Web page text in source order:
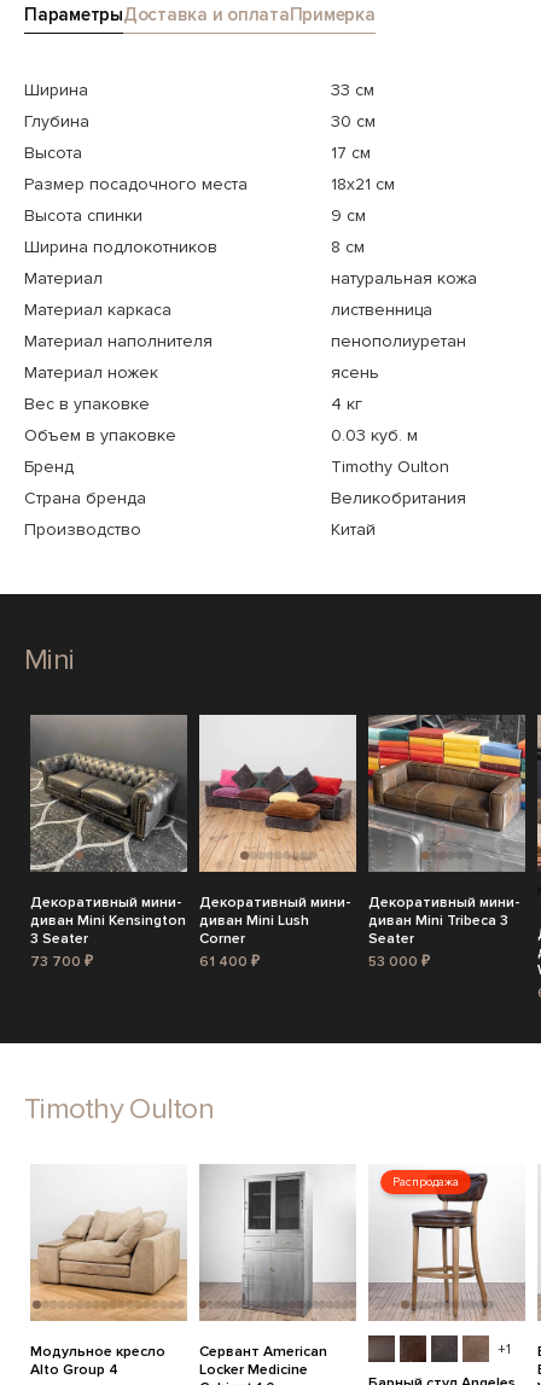
ПараметрыДоставка и оплатаПримерка
Ширина
33 см
Глубина
30 см
Высота
17 см
Размер посадочного места
18x21 см
Высота спинки
9 см
Ширина подлокотников
8 см
Материал
натуральная кожа
Материал каркаса
лиственница
Материал наполнителя
пенополиуретан
Материал ножек
ясень
Вес в упаковке
4 кг
Объем в упаковке
0.03 куб. м
Бренд
Timothy Oulton
Страна бренда
Великобритания
Производство
Китай
Mini
Декоративный мини-
диван Mini Kensington
3 Seater
73 700 ₽
Декоративный мини-
диван Mini Lush
Corner
61 400 ₽
Декоративный мини-
диван Mini Tribeca 3
Seater
53 000 ₽
Timothy Oulton
Модульное кресло
Alto Group 4
Сервант American
Locker Medicine
Распродажа
+1